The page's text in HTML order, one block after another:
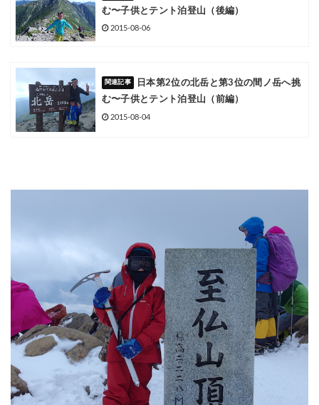
む〜子供とテント泊登山（後編）
2015-08-06
日本第2位の北岳と第3位の間ノ岳へ挑
む〜子供とテント泊登山（前編）
2015-08-04